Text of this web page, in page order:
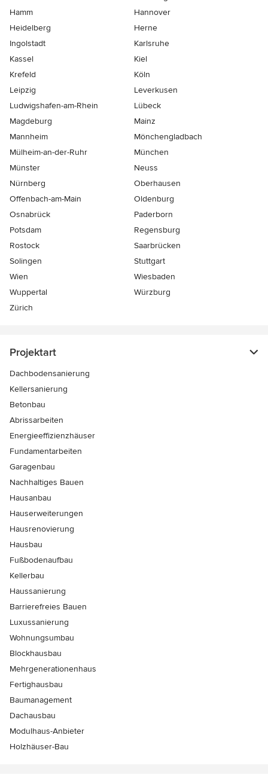
Hamm
Hannover
Heidelberg
Herne
Ingolstadt
Karlsruhe
Kassel
Kiel
Krefeld
Köln
Leipzig
Leverkusen
Ludwigshafen-am-Rhein
Lübeck
Magdeburg
Mainz
Mannheim
Mönchen­gladbach
Mülheim-an-der-Ruhr
München
Münster
Neuss
Nürnberg
Oberhausen
Offenbach-am-Main
Oldenburg
Osnabrück
Paderborn
Potsdam
Regensburg
Rostock
Saarbrücken
Solingen
Stuttgart
Wien
Wiesbaden
Wuppertal
Würzburg
Zürich
Projektart
Dachbodensanierung
Kellersanierung
Betonbau
Abrissarbeiten
Energieeffizienzhäuser
Fundamentarbeiten
Garagenbau
Nachhaltiges Bauen
Hausanbau
Hauserweiterungen
Hausrenovierung
Hausbau
Fußbodenaufbau
Kellerbau
Haussanierung
Barrierefreies Bauen
Luxussanierung
Wohnungsumbau
Blockhausbau
Mehrgenerationenhaus
Fertighausbau
Baumanagement
Dachausbau
Modulhaus-Anbieter
Holzhäuser-Bau